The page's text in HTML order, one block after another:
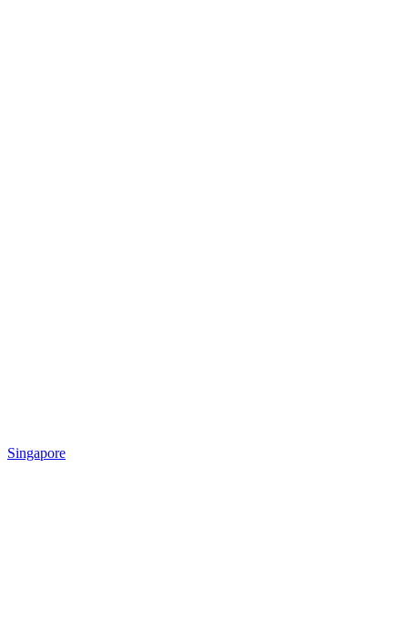
Singapore